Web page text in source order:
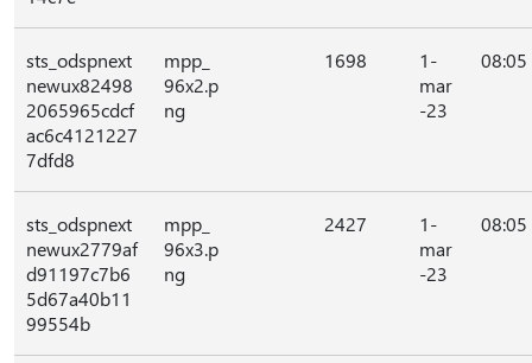
sts_odspnext
newux82498
2065965cdcf
ac6c4121227
7dfd8
mpp_
96x2.p
ng
1698
1-
mar
-23
08:05
sts_odspnext
newux2779af
d91197c7b6
5d67a40b11
99554b
mpp_
96x3.p
ng
2427
1-
mar
-23
08:05